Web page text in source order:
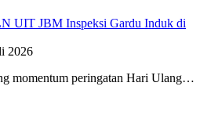
UIT JBM Inspeksi Gardu Induk di
2026
momentum peringatan Hari Ulang…